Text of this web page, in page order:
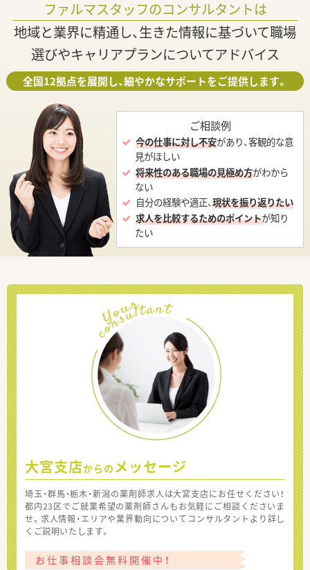
ファルマスタッフのコンサルタントは
地域と業界に精通し、生きた情報に基づいて職場
選びやキャリアプランについてアドバイス
全国12拠点を展開し、細やかなサポートをご提供します。
ご相談例
今の仕事に対し不安があり、客観的な意
見がほしい
将来性のある職場の見極め方がわから
ない
自分の経験や適正、現状を振り返りたい
求人を比較するためのポイントが知り
たい
大宮支店からの メッセージ
埼玉・群馬・栃木・新潟の薬剤師求人は大宮支店にお任せください！
都内23区でご就業希望の薬剤師さんもお気軽にご相談くださいま
せ。求人情報・エリアや業界動向についてコンサルタントより詳し
くご説明いたします。
お仕事相談会無料開催中！